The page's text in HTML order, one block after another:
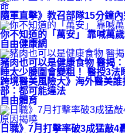
隨軍直擊》教召部隊15分鐘
你不知道的「萬安」 靠喊萬
自由健康網
豬肉也可以是健康食物 醫揭
睡太少腰圍會變粗！ 醫授3法
跨境醫美風險大》海外醫美
部：都可能違法
自由體育
日職》7月打擊率破3成猛敲4